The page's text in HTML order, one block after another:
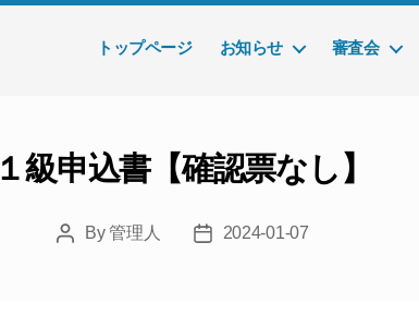
トップページ お知らせ 審査会
１級申込書【確認票なし】
PostBy管理人
Post2024-01-07